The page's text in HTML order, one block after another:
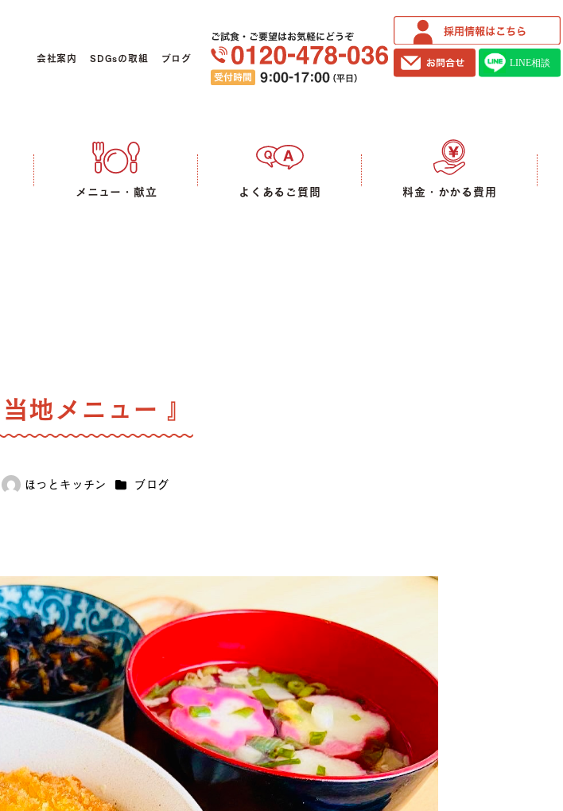
会社案内 SDGsの取組 ブログ
ご試食・ご要望はお気軽にどうぞ
メニュー・献立 よくあるご質問 料金・かかる費用
地メニュー 』
著
ほっとキッチン カテゴリー
ブログ